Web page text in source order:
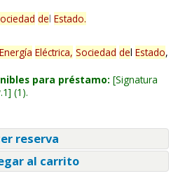
del Estado.
Energía Eléctrica, Sociedad del Estado,
para préstamo: Signatura
(1).
reserva
al carrito